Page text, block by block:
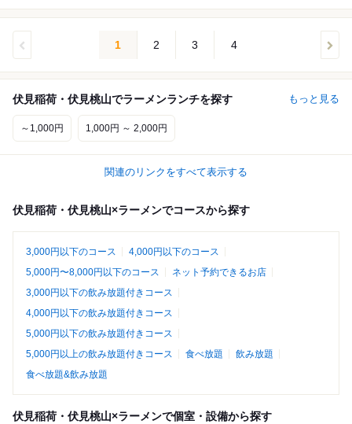
1 2 3 4
伏見稲荷・伏見桃山でラーメンランチを探す もっと見る
～1,000円 1,000円 ～ 2,000円
関連のリンクをすべて表示する
伏見稲荷・伏見桃山×ラーメンでコースから探す
3,000円以下のコース
4,000円以下のコース
5,000円〜8,000円以下のコース
ネット予約できるお店
3,000円以下の飲み放題付きコース
4,000円以下の飲み放題付きコース
5,000円以下の飲み放題付きコース
5,000円以上の飲み放題付きコース
食べ放題
飲み放題
食べ放題&飲み放題
伏見稲荷・伏見桃山×ラーメンで個室・設備から探す